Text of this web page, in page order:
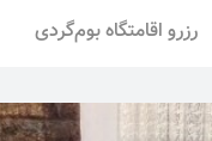
رزرو اقامتگاه بوم‌گردی